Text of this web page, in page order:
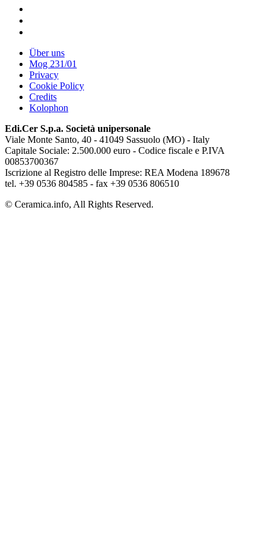
Über uns
Mog 231/01
Privacy
Cookie Policy
Credits
Kolophon
Edi.Cer S.p.a. Società unipersonale
Viale Monte Santo, 40 - 41049 Sassuolo (MO) - Italy
Capitale Sociale: 2.500.000 euro - Codice fiscale e P.IVA
00853700367
Iscrizione al Registro delle Imprese: REA Modena 189678
tel. +39 0536 804585 - fax +39 0536 806510
© Ceramica.info, All Rights Reserved.